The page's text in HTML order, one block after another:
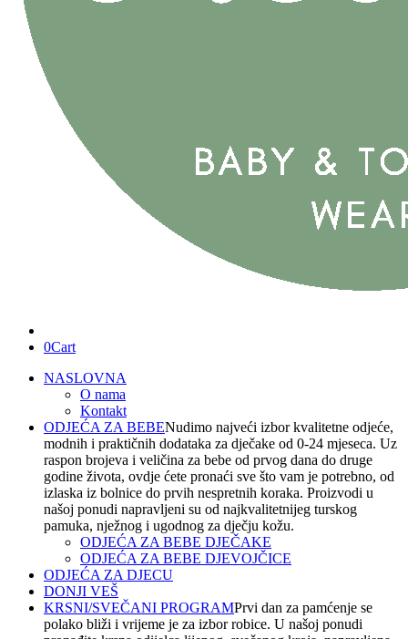
0Cart
NASLOVNA
O nama
Kontakt
ODJEĆA ZA BEBENudimo najveći izbor kvalitetne odjeće,
modnih i praktičnih dodataka za dječake od 0-24 mjeseca. Uz
raspon brojeva i veličina za bebe od prvog dana do druge
godine života, ovdje ćete pronaći sve što vam je potrebno, od
izlaska iz bolnice do prvih nespretnih koraka. Proizvodi u
našoj ponudi napravljeni su od najkvalitetnijeg turskog
pamuka, nježnog i ugodnog za dječju kožu.
ODJEĆA ZA BEBE DJEČAKE
ODJEĆA ZA BEBE DJEVOJČICE
ODJEĆA ZA DJECU
DONJI VEŠ
KRSNI/SVEČANI PROGRAMPrvi dan za pamćenje se
polako bliži i vrijeme je za izbor robice. U našoj ponudi